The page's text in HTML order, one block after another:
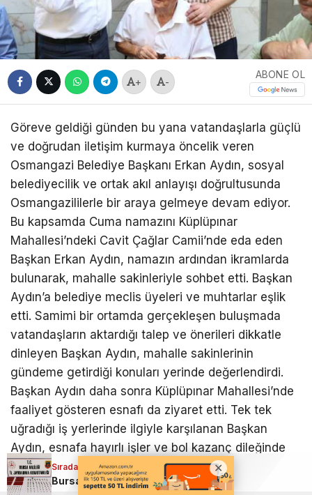
+ -
ABONE OL
Göreve geldiği günden bu yana vatandaşlarla güçlü
ve doğrudan iletişim kurmaya öncelik veren
Osmangazi Belediye Başkanı Erkan Aydın, sosyal
belediyecilik ve ortak akıl anlayışı doğrultusunda
Osmangazililerle bir araya gelmeye devam ediyor.
Bu kapsamda Cuma namazını Küplüpınar
Mahallesi’ndeki Cavit Çağlar Camii’nde eda eden
Başkan Erkan Aydın, namazın ardından ikramlarda
bulunarak, mahalle sakinleriyle sohbet etti. Başkan
Aydın’a belediye meclis üyeleri ve muhtarlar eşlik
etti. Samimi bir ortamda gerçekleşen buluşmada
vatandaşların aktardığı talep ve önerileri dikkatle
dinleyen Başkan Aydın, mahalle sakinlerinin
gündeme getirdiği konuları yerinde değerlendirdi.
Başkan Aydın daha sonra Küplüpınar Mahallesi’nde
faaliyet gösteren esnafı da ziyaret etti. Tek tek
uğradığı iş yerlerinde ilgiyle karşılanan Başkan
Aydın, esnafa hayırlı işler ve bol kazanç dileğinde
bulundu. Yoldan geçen Osmangazili vatandaşlar da
Başkan Aydın’a selam vererek, hizmetlerinden
Sıradaki Haber
Bursa’da tarihi eser kaçakçılarına geçit yok